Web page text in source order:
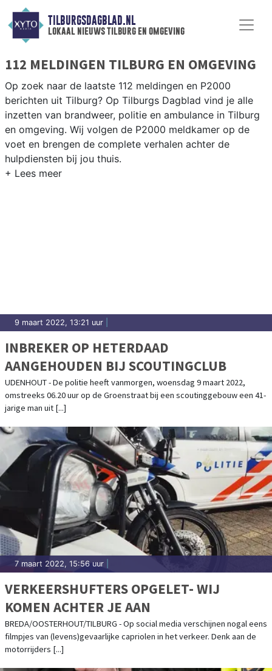
TILBURGSDAGBLAD.NL
lokaal nieuws tilburg en omgeving
112 MELDINGEN TILBURG EN OMGEVING
Op zoek naar de laatste 112 meldingen en P2000
berichten uit Tilburg? Op Tilburgs Dagblad vind je alle
inzetten van brandweer, politie en ambulance in Tilburg
en omgeving. Wij volgen de P2000 meldkamer op de
voet en brengen de complete verhalen achter de
hulpdiensten bij jou thuis.
9 maart 2022, 13:21 uur
INBREKER OP HETERDAAD
AANGEHOUDEN BIJ SCOUTINGCLUB
UDENHOUT - De politie heeft vanmorgen, woensdag 9 maart 2022,
omstreeks 06.20 uur op de Groenstraat bij een scoutinggebouw een 41-
jarige man uit [...]
7 maart 2022, 15:56 uur
VERKEERSHUFTERS OPGELET- WIJ
KOMEN ACHTER JE AAN
BREDA/OOSTERHOUT/TILBURG - Op social media verschijnen nogal eens
filmpjes van (levens)gevaarlijke capriolen in het verkeer. Denk aan de
motorrijders [...]